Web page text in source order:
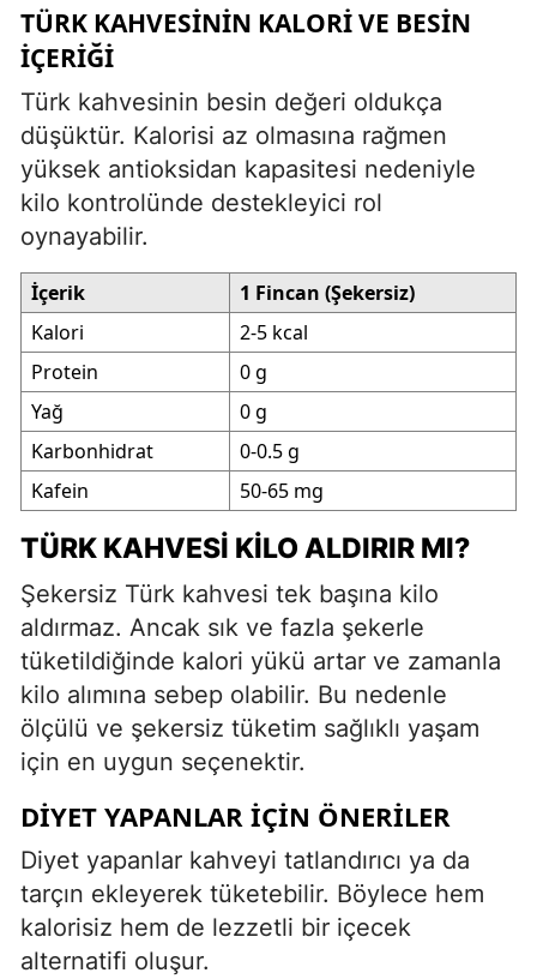
TÜRK KAHVESININ KALORI VE BESIN
İÇERIĞI
Türk kahvesinin besin değeri oldukça
düşüktür. Kalorisi az olmasına rağmen
yüksek antioksidan kapasitesi nedeniyle
kilo kontrolünde destekleyici rol
oynayabilir.
İçerik
1 Fincan (Şekersiz)
Kalori
2-5 kcal
Protein
0 g
Yağ
0 g
Karbonhidrat
0-0.5 g
Kafein
50-65 mg
TÜRK KAHVESI KILO ALDIRIR MI?
Şekersiz Türk kahvesi tek başına kilo
aldırmaz. Ancak sık ve fazla şekerle
tüketildiğinde kalori yükü artar ve zamanla
kilo alımına sebep olabilir. Bu nedenle
ölçülü ve şekersiz tüketim sağlıklı yaşam
için en uygun seçenektir.
DIYET YAPANLAR İÇIN ÖNERILER
Diyet yapanlar kahveyi tatlandırıcı ya da
tarçın ekleyerek tüketebilir. Böylece hem
kalorisiz hem de lezzetli bir içecek
alternatifi oluşur.